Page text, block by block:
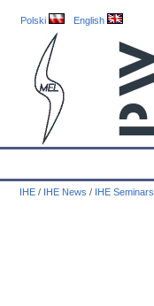
Polski English
IHE / IHE News / IHE Seminars